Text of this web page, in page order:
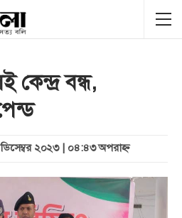
বন্ধ,
২০২৩ | ০৪:৪৩ অপরাহ্ণ